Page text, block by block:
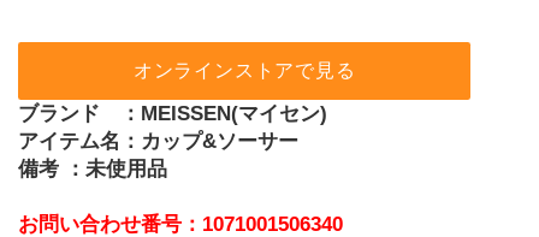
オンラインストアで見る
ブランド　：MEISSEN(マイセン)
アイテム名：カップ&ソーサー
備考 ：未使用品
お問い合わせ番号：1071001506340